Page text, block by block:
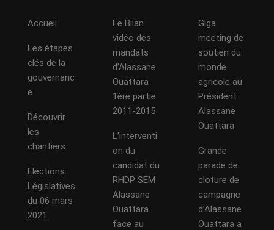
Accueil
Les étapes
clés de la
gouvernanc
e
Découvrir
les
chantiers
Elections
Législatives
du 06 mars
2021.
Le Bilan
vidéo des
mandats
d’Alassane
Ouattara
1ère partie
2011-2015
L’interventi
on du
candidat du
RHDP SEM
Alassane
Ouattara
face au
Giga
meeting de
soutien du
monde
agricole au
Président
Alassane
Ouattara
Grande
parade de
cloture de
campagne
d’Alassane
Ouattara a